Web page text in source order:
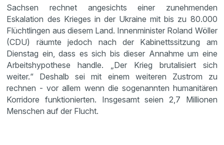
Sachsen rechnet angesichts einer zunehmenden
Eskalation des Krieges in der Ukraine mit bis zu 80.000
Flüchtlingen aus diesem Land. Innenminister Roland Wöller
(CDU) räumte jedoch nach der Kabinettssitzung am
Dienstag ein, dass es sich bis dieser Annahme um eine
Arbeitshypothese handle. „Der Krieg brutalisiert sich
weiter.“ Deshalb sei mit einem weiteren Zustrom zu
rechnen - vor allem wenn die sogenannten humanitären
Korridore funktionierten. Insgesamt seien 2,7 Millionen
Menschen auf der Flucht.